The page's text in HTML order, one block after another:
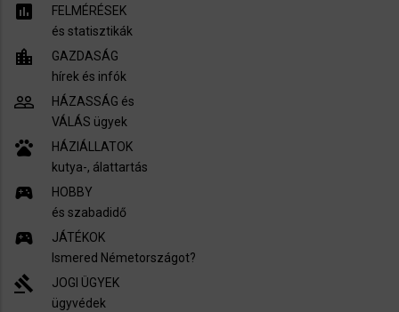
assessment
FELMÉRÉSEK
és statisztikák
location_city
GAZDASÁG
hírek és infók
people_outline
HÁZASSÁG és
VÁLÁS ügyek
pets
HÁZIÁLLATOK
kutya-, álattartás
sports_esports
HOBBY
és szabadidő
sports_esports
JÁTÉKOK
Ismered Németországot?
gavel
JOGI ÜGYEK
ügyvédek